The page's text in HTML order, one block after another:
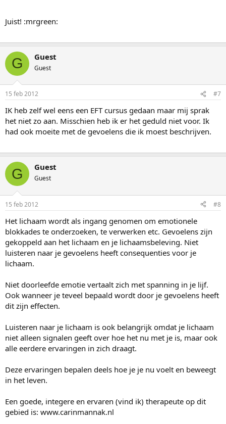
Juist! :mrgreen:
G Guest
Guest
15 feb 2012 #7
IK heb zelf wel eens een EFT cursus gedaan maar mij sprak
het niet zo aan. Misschien heb ik er het geduld niet voor. Ik
had ook moeite met de gevoelens die ik moest beschrijven.
G Guest
Guest
15 feb 2012 #8
Het lichaam wordt als ingang genomen om emotionele
blokkades te onderzoeken, te verwerken etc. Gevoelens zijn
gekoppeld aan het lichaam en je lichaamsbeleving. Niet
luisteren naar je gevoelens heeft consequenties voor je
lichaam.
Niet doorleefde emotie vertaalt zich met spanning in je lijf.
Ook wanneer je teveel bepaald wordt door je gevoelens heeft
dit zijn effecten.
Luisteren naar je lichaam is ook belangrijk omdat je lichaam
niet alleen signalen geeft over hoe het nu met je is, maar ook
alle eerdere ervaringen in zich draagt.
Deze ervaringen bepalen deels hoe je je nu voelt en beweegt
in het leven.
Een goede, integere en ervaren (vind ik) therapeute op dit
gebied is: www.carinmannak.nl